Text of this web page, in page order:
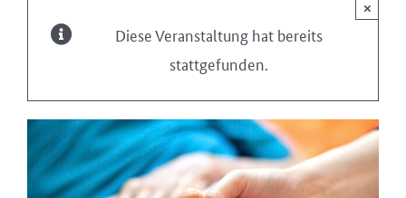
Diese Veranstaltung hat bereits
stattgefunden.
×